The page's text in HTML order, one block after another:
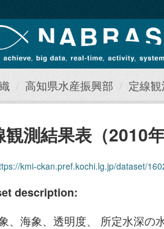
高知県水産振興部 定線
観測結果表（2010年
kmi-ckan.pref.kochi.lg.jp/dataset/
description:
、海象、透明度、 所定水深の